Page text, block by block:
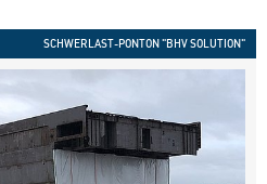
SCHWERLAST-PONTON "BHV SOLUTION"